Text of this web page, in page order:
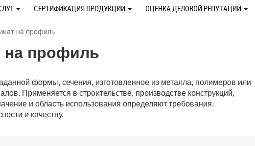
СЕРТИФИКАЦИЯ ПРОДУКЦИИ ОЦЕНКА ДЕЛОВОЙ РЕПУТАЦИИ
на профиль
на профиль
формы, сечения, изготовленное из металла, полимеров или
Применяется в строительстве, производстве конструкций,
и область использования определяют требования,
и качеству.